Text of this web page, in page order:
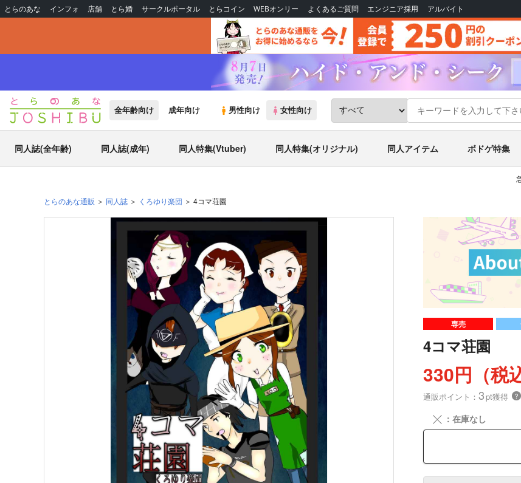
とらのあな インフォ 店舗 とら婚 サークルポータル とらコイン WEBオンリー よくあるご質問 エンジニア採用 アルバイト
全年齢向け 成年向け 男性向け 女性向け
同人誌(全年齢) 同人誌(成年) 同人特集(Vtuber) 同人特集(オリジナル) 同人アイテム ボドゲ特集
とらのあな通販 同人誌 くろゆり楽団 4コマ荘園
専売
4コマ荘園
330円（税
通販ポイント： 3pt獲得 ？
╳ ：在庫なし